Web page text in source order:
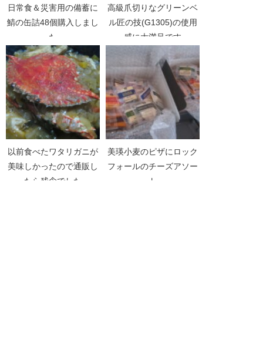
日常食＆災害用の備蓄に
鯖の缶詰48個購入しまし
た
高級爪切りなグリーンベ
ル匠の技(G1305)の使用
感に大満足です
以前食べたワタリガニが
美味しかったので通販し
たら残念でした
美瑛小麦のピザにロック
フォールのチーズアソー
ト